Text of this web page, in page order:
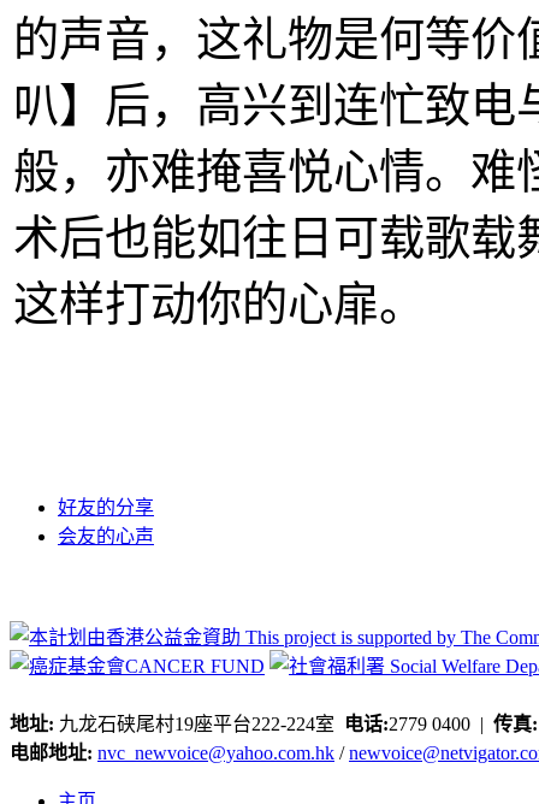
的声音，这礼物是何等
叭】后，高兴到连忙致电
般，亦难掩喜悦心情。难
术后也能如往日可载歌载
这样打动你的心扉。
好友的分享
会友的心声
地址: 九龙石硖尾村19座平台222-224室 电话:2779 0400 | 传
电邮地址: nvc_newvoice@yahoo.com.hk /